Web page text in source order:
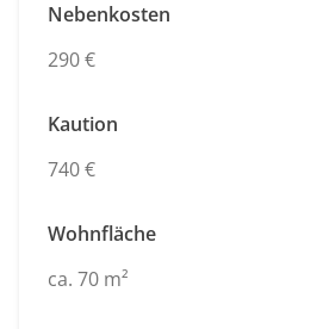
Nebenkosten
290 €
Kaution
740 €
Wohnfläche
ca. 70 m²